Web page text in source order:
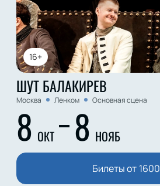
16+
ШУТ БАЛАКИРЕВ
Москва Ленком Основная сцена
8 ОКТ 8 НОЯБ
Билеты от 1600